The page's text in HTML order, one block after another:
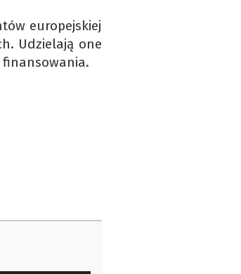
europejskiej
Udzielają one
finansowania.